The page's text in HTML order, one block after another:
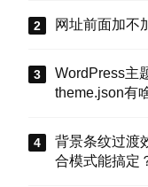
网址前面加不
WordPress主
theme.json有
背景条纹过渡
合模式能搞定